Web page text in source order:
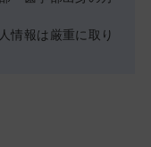
情報は厳重に取り